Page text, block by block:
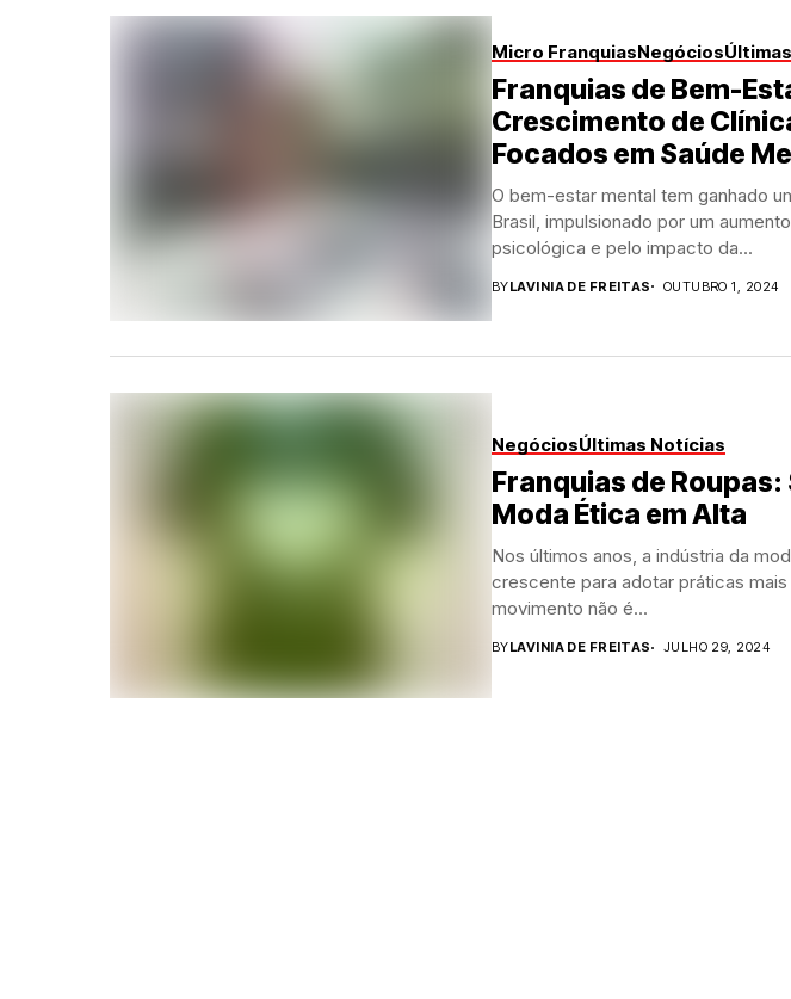
Micro FranquiasNegócios
Franquias de Bem-
Crescimento de
Focados em Saúde
O bem-estar mental tem ganhado
Brasil, impulsionado por um
psicológica e pelo impacto da...
BYLAVINIA DE FREITAS OUTUBRO 1, 2024
NegóciosÚltimas Notícias
Franquias de
Moda Ética em Alta
Nos últimos anos, a indústria da
crescente para adotar práticas
movimento não é...
BYLAVINIA DE FREITAS JULHO 29, 2024